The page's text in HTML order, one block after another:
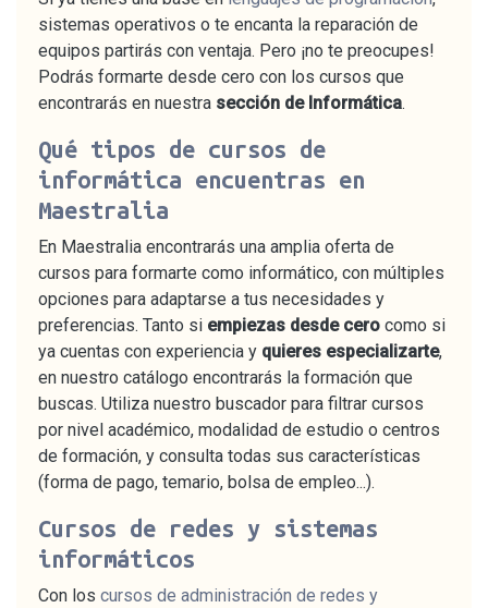
sistemas operativos o te encanta la reparación de
equipos partirás con ventaja. Pero ¡no te preocupes!
Podrás formarte desde cero con los cursos que
encontrarás en nuestra sección de Informática.
Qué tipos de cursos de
informática encuentras en
Maestralia
En Maestralia encontrarás una amplia oferta de
cursos para formarte como informático, con múltiples
opciones para adaptarse a tus necesidades y
preferencias. Tanto si empiezas desde cero como si
ya cuentas con experiencia y quieres especializarte,
en nuestro catálogo encontrarás la formación que
buscas. Utiliza nuestro buscador para filtrar cursos
por nivel académico, modalidad de estudio o centros
de formación, y consulta todas sus características
(forma de pago, temario, bolsa de empleo...).
Cursos de redes y sistemas
informáticos
Con los cursos de administración de redes y